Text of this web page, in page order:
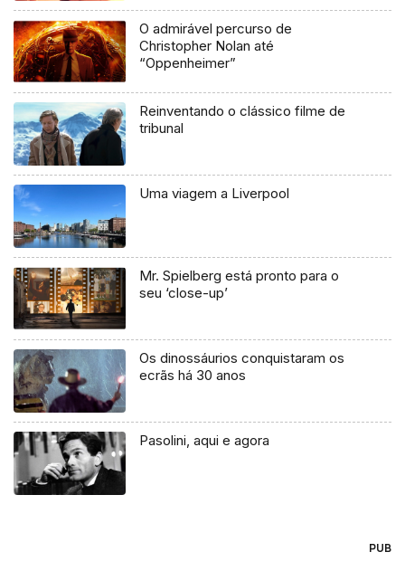
O admirável percurso de
Christopher Nolan até
“Oppenheimer”
Reinventando o clássico filme de
tribunal
Uma viagem a Liverpool
Mr. Spielberg está pronto para o
seu ‘close-up’
Os dinossáurios conquistaram os
ecrãs há 30 anos
Pasolini, aqui e agora
PUB